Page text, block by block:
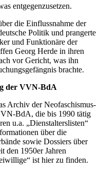
entgegenzusetzen.
die Einflussnahme der
Politik und prangerte
und Funktionäre der
Georg Herde in ihren
vor Gericht, was ihn
brachte.
der VVN-BdA
Archiv der Neofaschismus-
BdA, die bis 1990 tätig
u.a. „Dienstalterslisten“
über die
sowie Dossiers über
den 1950er Jahren
ist hier zu finden.